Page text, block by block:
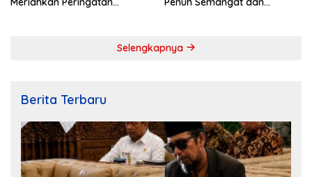
Selengkapnya
Berita Terbaru